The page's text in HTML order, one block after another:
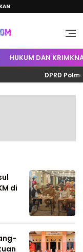
HUKUM DAN
DPRD Polman
di